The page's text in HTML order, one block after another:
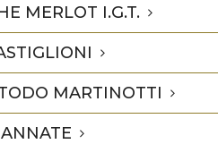
MERLOT I.G.T.
MARTINOTTI